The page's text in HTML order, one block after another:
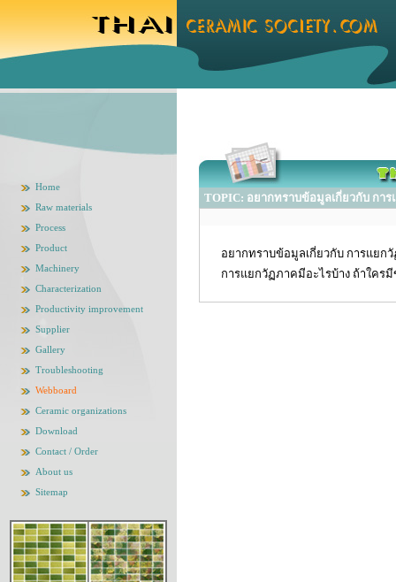
Home
Raw materials
Process
Product
Machinery
Characterization
Productivity improvement
Supplier
Gallery
Troubleshooting
Webboard
Ceramic organizations
Download
Contact / Order
About us
Sitemap
TOPIC: อยากทราบข้อมูลเกี่ยวกับ การ
อยากทราบข้อมูลเกี่ยวกับ การแยก
การแยกวัฏภาคมีอะไรบ้าง ถ้าใค